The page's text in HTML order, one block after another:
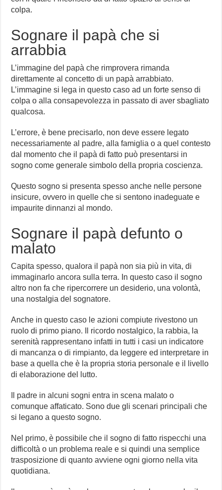
colpa.
Sognare il papà che si
arrabbia
L’immagine del papà che rimprovera rimanda
direttamente al concetto di un papà arrabbiato.
L’immagine si lega in questo caso ad un forte senso di
colpa o alla consapevolezza in passato di aver sbagliato
qualcosa.
L’errore, è bene precisarlo, non deve essere legato
necessariamente al padre, alla famiglia o a quel contesto
dal momento che il papà di fatto può presentarsi in
sogno come generale simbolo della propria coscienza.
Questo sogno si presenta spesso anche nelle persone
insicure, ovvero in quelle che si sentono inadeguate e
impaurite dinnanzi al mondo.
Sognare il papà defunto o
malato
Capita spesso, qualora il papà non sia più in vita, di
immaginarlo ancora sulla terra. In questo caso il sogno
altro non fa che ripercorrere un desiderio, una volontà,
una nostalgia del sognatore.
Anche in questo caso le azioni compiute rivestono un
ruolo di primo piano. Il ricordo nostalgico, la rabbia, la
serenità rappresentano infatti in tutti i casi un indicatore
di mancanza o di rimpianto, da leggere ed interpretare in
base a quella che è la propria storia personale e il livello
di elaborazione del lutto.
Il padre in alcuni sogni entra in scena malato o
comunque affaticato. Sono due gli scenari principali che
si legano a questo sogno.
Nel primo, è possibile che il sogno di fatto rispecchi una
difficoltà o un problema reale e si quindi una semplice
trasposizione di quanto avviene ogni giorno nella vita
quotidiana.